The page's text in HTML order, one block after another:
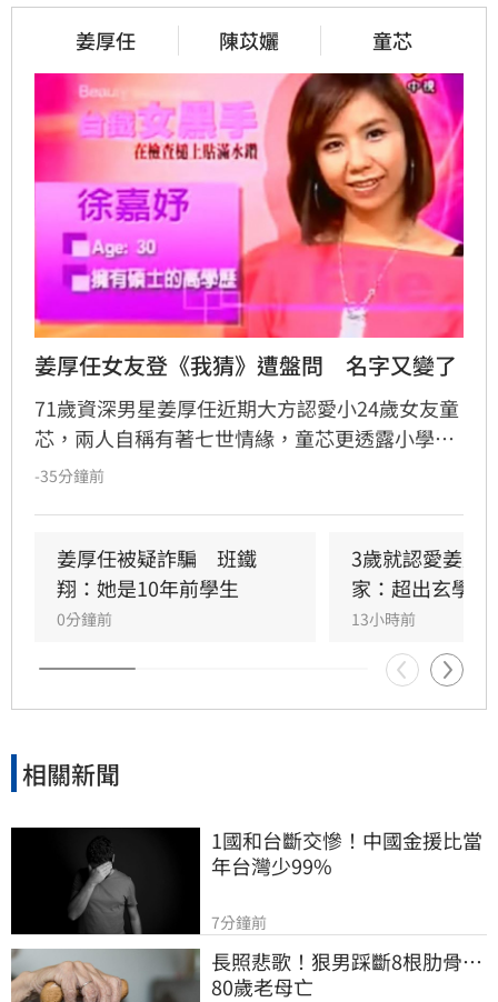
姜厚任 陳苡孋 童芯
姜厚任女友登《我猜》遭盤問　名字又變了
71歲資深男星姜厚任近期大方認愛小24歲女友童
芯，兩人自稱有著七世情緣，童芯更透露小學時
曾連寄3封明信片示愛，這段塵封39年的緣分引
當時她自稱台大研究生並扮演台鐵女黑手，與現
在形象有所出入。擁有台大高學歷的童芯背景備
受關注，這段跨越年齡與前世今生的戀情，隨著
媒體報導及過往經歷被翻出，在網路上掀起兩極
化討論，也讓姜厚任的感情生活再次成為大眾焦
點。
-35分鐘前
姜厚任被疑詐騙　班鐵
翔：她是10年前學生
0分鐘前
3歲就認愛姜厚
家：超出玄學範
13小時前
相關新聞
1國和台斷交慘！中國金援比當
年台灣少99%
7分鐘前
長照悲歌！狠男踩斷8根肋骨…
80歲老母亡